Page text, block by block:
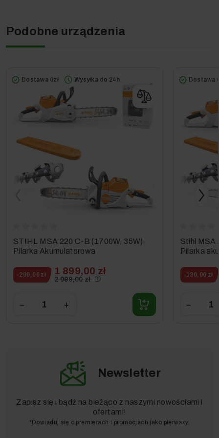
Internet? Już nie musisz!
Bezpieczeństwo zakupu, komfort i radość z
użytkowania sprzętu – to wszystko zapewni Ci
Autoryzowany Serwis, który, kupując u nas – masz
zapewniony dla tego urządzenia w całej Polsce.
Nie kupuj urządzenia z nieznanych i niepewnych źródeł,
wybierz nasz sklep i nie martw się o przyszłość swojego
urządzenia!
Szczegółowe informacje dostępne są w zakładce Serwis
Door-to-Door oraz Gwarancja.
Sprawdź również:
Serwis Premium (GWARANCYJNY)- jeżeli zależy Ci na
przyspieszonym czasie naprawy , bo każdy dzień bez
Twojego sprzętu to dla Ciebie strata pieniędzy.
ze sprawnym urządzeniem bez szwanku dla Twojego
portfela.
Marka, na którą możesz liczyć.
Jakość marki Kärcher
jest potwierdzona certyfikatem
swojej kategorii otrzymała certyfikat DIN zgodność z
Podobne urządzenia
Dostawa 0zł Wysyłka do 24h
STIHL MSA 220 C-B (1700W, 35W)
Pilarka Akumulatorowa
-200,00 zł 1 899,00 zł
2 099,00 zł
− +
Dostawa
Stihl MSA
Pilarka
-130,00 zł
−
Newsletter
Zapisz się i bądź na bieżąco z naszymi nowościami i
ofertami!
*Dowiaduj się o premierach i promocjach jako pierwszy.